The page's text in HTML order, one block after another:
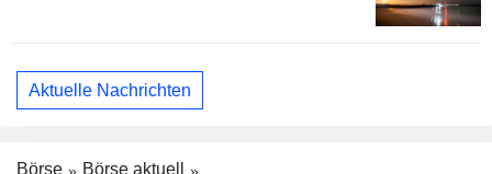
Aktuelle Nachrichten
Börse
Börse aktuell